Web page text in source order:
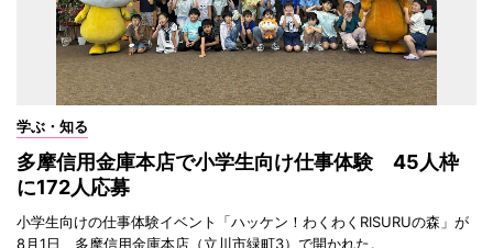
学ぶ・知る
多摩信用金庫本店で小学生向け仕事体験 45人枠
に172人応募
小学生向けの仕事体験イベント「ハッケン！わくわくRISURUの森」が
8月1日、多摩信用金庫本店（立川市緑町3）で開かれた。